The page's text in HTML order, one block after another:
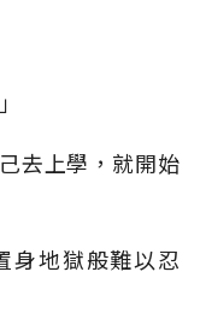
去上學，就開始
身地獄般難以忍